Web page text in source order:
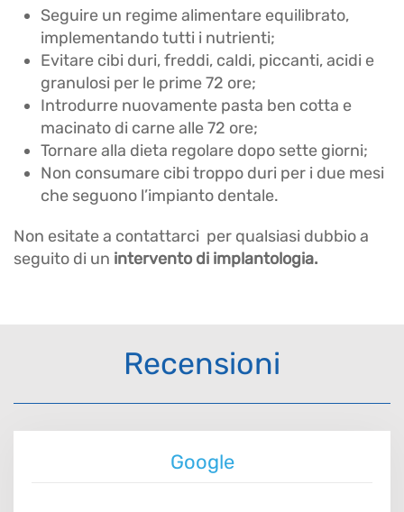
Seguire un regime alimentare equilibrato,
implementando tutti i nutrienti;
Evitare cibi duri, freddi, caldi, piccanti, acidi e
granulosi per le prime 72 ore;
Introdurre nuovamente pasta ben cotta e
macinato di carne alle 72 ore;
Tornare alla dieta regolare dopo sette giorni;
Non consumare cibi troppo duri per i due mesi
che seguono l’impianto dentale.
Non esitate a contattarci per qualsiasi dubbio a
seguito di un intervento di implantologia.
Recensioni
Google